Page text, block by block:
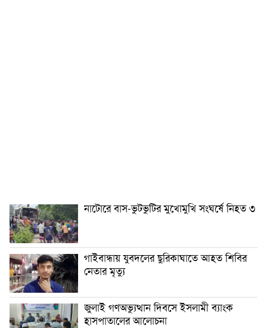
নাটোরে বাস-ভুটভুটির মুখোমুখি সংঘর্ষে নিহত ৩
গাইবান্ধায় যুবদলের ছুরিকাঘাতে আহত শিবির
নেতার মৃত্যু
জুলাই গণঅভ্যুত্থান দিবসে ইসলামী ব্যাংক
হাসপাতালের আলোচনা